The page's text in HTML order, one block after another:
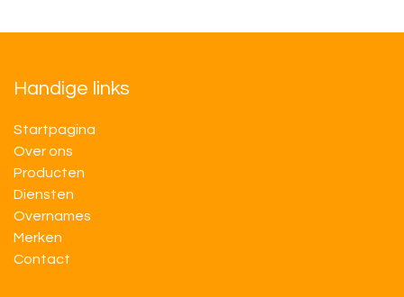
Handige links
Startpagina
Over ons
Producten
Diensten
Overnames
M​​erken
Contact